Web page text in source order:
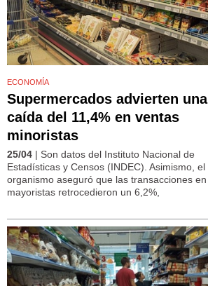
ECONOMÍA
Supermercados advierten una
caída del 11,4% en ventas
minoristas
25/04 | Son datos del Instituto Nacional de
Estadísticas y Censos (INDEC). Asimismo, el
organismo aseguró que las transacciones en
mayoristas retrocedieron un 6,2%,